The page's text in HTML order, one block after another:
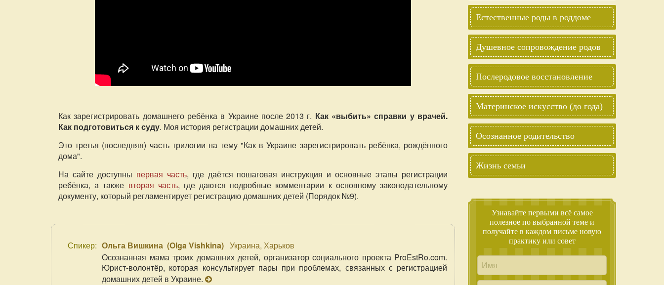
Как зарегистрировать домашнего ребёнка в Украине после 2013 г. Как «выбить» справки у врачей.
Как подготовиться к суду. Моя история регистрации домашних детей.
Это третья (последняя) часть трилогии на тему "Как в Украине зарегистрировать ребёнка, рождённого
дома".
На сайте доступны первая часть, где даётся пошаговая инструкция и основные этапы регистрации
ребёнка, а также вторая часть, где даются подробные комментарии к основному законодательному
документу, который регламентирует регистрацию домашних детей (Порядок №9).
Спикер: Ольга Вишкина (Olga Vishkina) Украина, Харьков
Осознанная мама троих домашних детей, организатор социального проекта ProEstRo.com.
Юрист-волонтёр, которая консультирует пары при проблемах, связанных с регистрацией
домашних детей в Украине.
Естественные роды в роддоме
Душевное сопровождение родов
Послеродовое восстановление
Материнское искусство (до года)
Осознанное родительство
Жизнь семьи
Узнавайте первыми всё самое
полезное по выбранной теме и
получайте в каждом письме новую
практику или совет